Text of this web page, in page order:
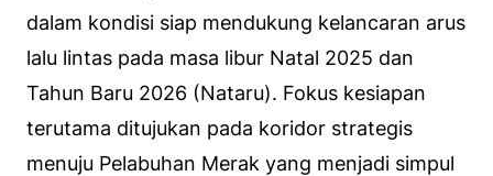
dalam kondisi siap mendukung kelancaran arus
lalu lintas pada masa libur Natal 2025 dan
Tahun Baru 2026 (Nataru). Fokus kesiapan
terutama ditujukan pada koridor strategis
menuju Pelabuhan Merak yang menjadi simpul